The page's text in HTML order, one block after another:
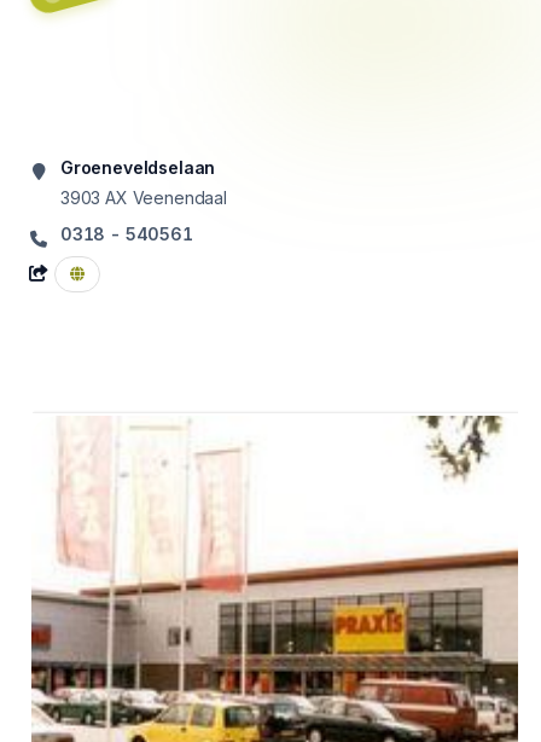
Groeneveldselaan
3903 AX Veenendaal
0318 - 540561